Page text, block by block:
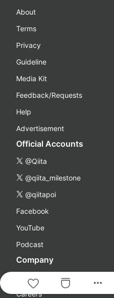
more_horiz
About
Terms
Privacy
Guideline
Media Kit
Feedback/Requests
Help
Advertisement
Official Accounts
@Qiita
@qiita_milestone
@qiitapoi
Facebook
YouTube
Podcast
Company
About Us
Careers